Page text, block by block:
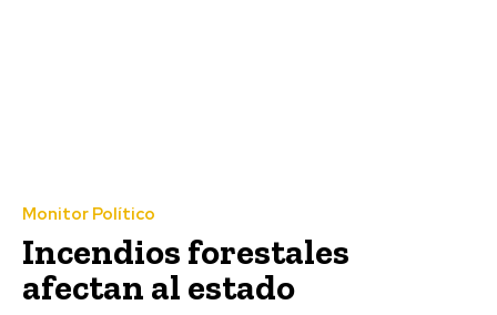
Monitor Político
Incendios forestales
afectan al estado